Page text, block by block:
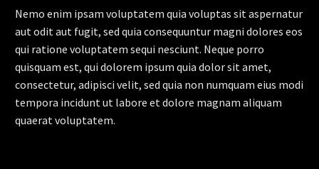
Nemo enim ipsam voluptatem quia voluptas sit aspernatur
aut odit aut fugit, sed quia consequuntur magni dolores eos
qui ratione voluptatem sequi nesciunt. Neque porro
quisquam est, qui dolorem ipsum quia dolor sit amet,
consectetur, adipisci velit, sed quia non numquam eius modi
tempora incidunt ut labore et dolore magnam aliquam
quaerat voluptatem.